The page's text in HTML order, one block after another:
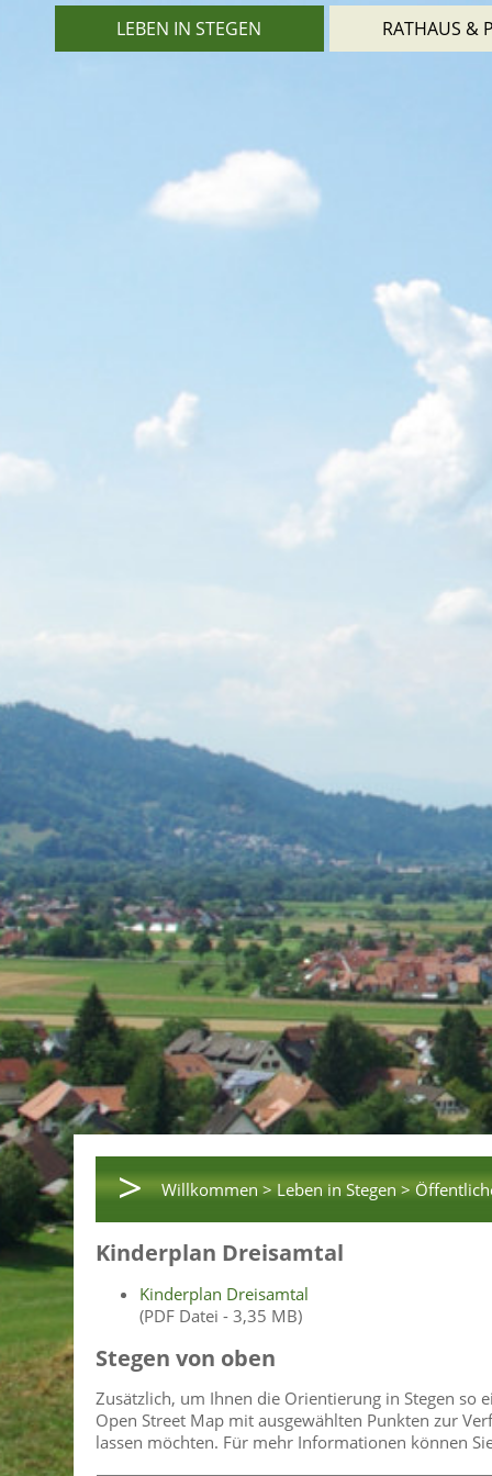
LEBEN IN STEGEN RATHAUS &
> Willkommen > Leben in Stegen >
Kinderplan Dreisamtal
Kinderplan Dreisamtal
(PDF Datei - 3,35 MB)
Stegen von oben
Zusätzlich, um Ihnen die Orientierung in Stegen so
Open Street Map mit ausgewählten Punkten zur
lassen möchten. Für mehr Informationen können